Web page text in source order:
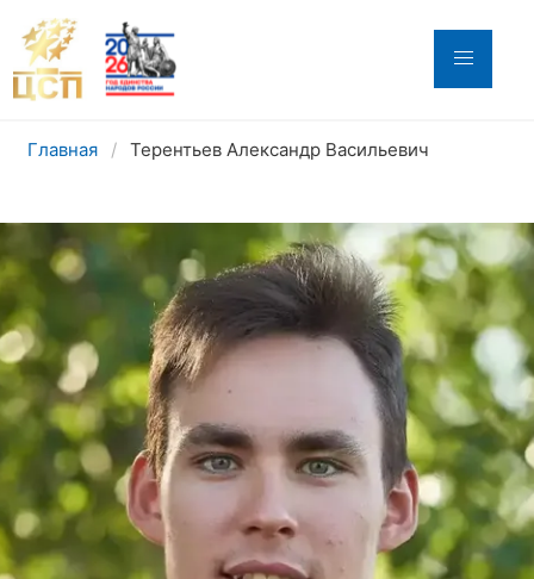
Главная Терентьев Александр Васильевич